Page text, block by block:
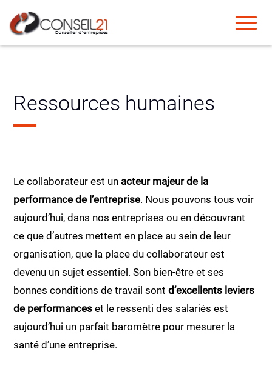
Ressources humaines
Le collaborateur est un acteur majeur de la
performance de l’entreprise. Nous pouvons tous voir
aujourd’hui, dans nos entreprises ou en découvrant
ce que d’autres mettent en place au sein de leur
organisation, que la place du collaborateur est
devenu un sujet essentiel. Son bien-être et ses
bonnes conditions de travail sontd’excellents leviers
de performances et le ressenti des salariés est
aujourd’hui un parfait baromètre pour mesurer la
santé d’une entreprise.